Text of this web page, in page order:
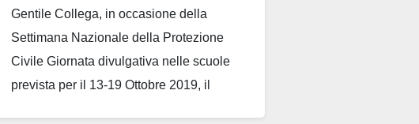
Gentile Collega, in occasione della
Settimana Nazionale della Protezione
Civile Giornata divulgativa nelle scuole
prevista per il 13-19 Ottobre 2019, il